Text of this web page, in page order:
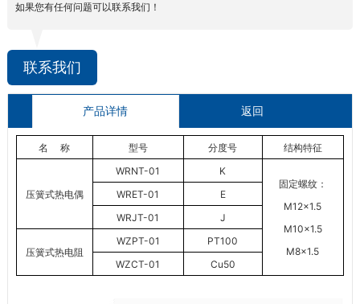
如果您有任何问题可以联系我们！
联系我们
产品详情 返回
名 称 型号 分度号 结构特征
压簧式热电偶
WRNT-01
K
固定螺纹：
M12×1.5
M10×1.5
M8×1.5
WRET-01
E
WRJT-01
J
压簧式热电阻
WZPT-01
PT100
WZCT-01
Cu50